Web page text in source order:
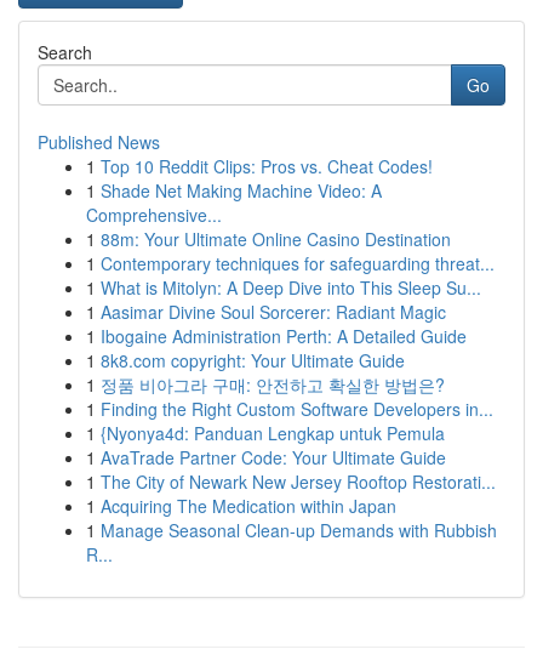
Search
Go
Published News
1 Top 10 Reddit Clips: Pros vs. Cheat Codes!
1 Shade Net Making Machine Video: A
Comprehensive...
1 88m: Your Ultimate Online Casino Destination
1 Contemporary techniques for safeguarding threat...
1 What is Mitolyn: A Deep Dive into This Sleep Su...
1 Aasimar Divine Soul Sorcerer: Radiant Magic
1 Ibogaine Administration Perth: A Detailed Guide
1 8k8.com copyright: Your Ultimate Guide
1 정품 비아그라 구매: 안전하고 확실한 방법은?
1 Finding the Right Custom Software Developers in...
1 {Nyonya4d: Panduan Lengkap untuk Pemula
1 AvaTrade Partner Code: Your Ultimate Guide
1 The City of Newark New Jersey Rooftop Restorati...
1 Acquiring The Medication within Japan
1 Manage Seasonal Clean-up Demands with Rubbish
R...